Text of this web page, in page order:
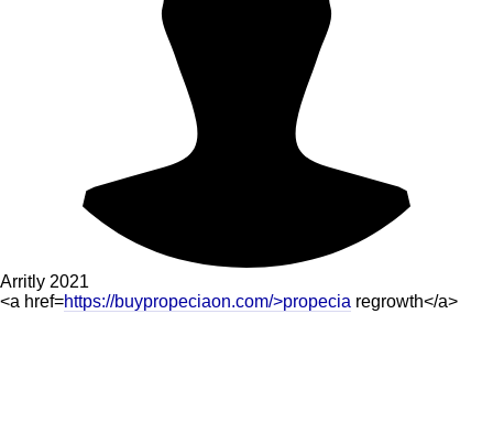
Arritly 2021
<a href=https://buypropeciaon.com/>propecia regrowth</a>